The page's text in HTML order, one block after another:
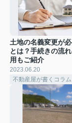
土地の名義変更が
とは？手続きの流
用もご紹介
2023.06.20
不動産屋が書くコラム